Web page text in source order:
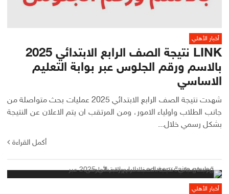
أخبار الأهلي
LINK نتيجة الصف الرابع الابتدائي 2025
بالاسم ورقم الجلوس عبر بوابة التعليم
الاساسي
شهدت نتيجة الصف الرابع الابتدائي 2025 عمليات بحث متواصلة من
جانب الطلاب واولياء الامور، ومن المرتقب ان يتم الاعلان عن النتيجة
بشكل رسمي خلال...
أكمل القراءة
أخبار الأهلي